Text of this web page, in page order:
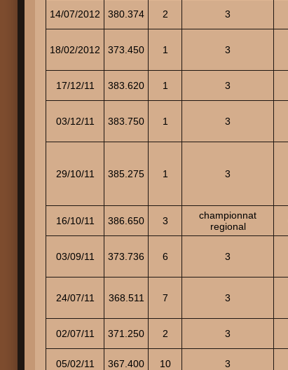
14/07/2012 380.374 2 3
18/02/2012 373.450 1 3
17/12/11 383.620 1 3
03/12/11 383.750 1 3
29/10/11 385.275 1 3
16/10/11 386.650 3
championnat
regional
03/09/11 373.736 6 3
24/07/11 368.511 7 3
02/07/11 371.250 2 3
05/02/11 367.400 10 3